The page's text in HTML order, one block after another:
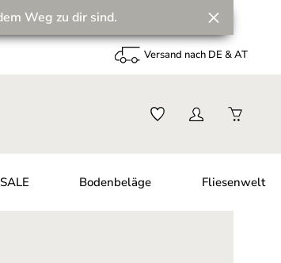
Weg zu dir sind.
Versand nach DE & AT
SALE Bodenbeläge Fliesenwelt